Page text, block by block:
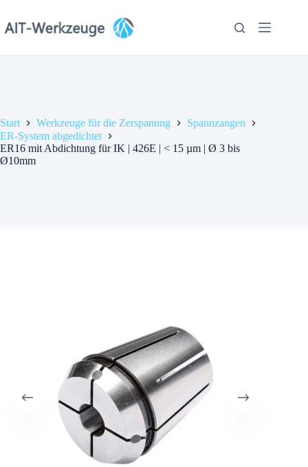
springen
Start Werkzeuge für die Zerspanung
Spannzangen
ER-System abgedichtet
ER16 mit Abdichtung für IK | 426E | < 15 µm | Ø 3 bis
Ø10mm